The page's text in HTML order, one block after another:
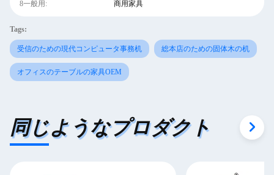
8一般用: 商用家具
Tags:
受信のための現代コンピュータ事務机 総本店のための固体木の机
オフィスのテーブルの家具OEM
同じようなプロダクト